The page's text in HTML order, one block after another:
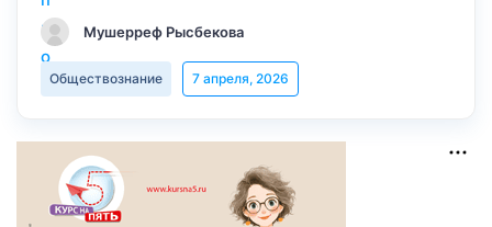
Мушерреф Рысбекова
Обществознание 7 апреля, 2026